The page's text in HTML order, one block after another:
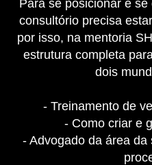
Para se posicionar e
consultório precisa
por isso, na mentoria
estrutura completa
dois
- Treinamento de
- Como criar e
- Advogado da área